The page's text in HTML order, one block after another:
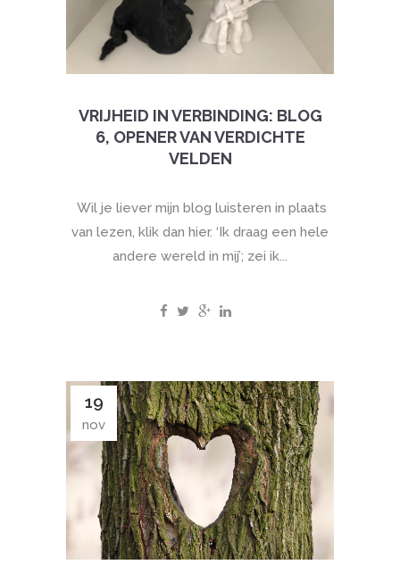
VRIJHEID IN VERBINDING: BLOG
6, OPENER VAN VERDICHTE
VELDEN
Wil je liever mijn blog luisteren in plaats
van lezen, klik dan hier. ‘Ik draag een hele
andere wereld in mij’; zei ik...
19
nov